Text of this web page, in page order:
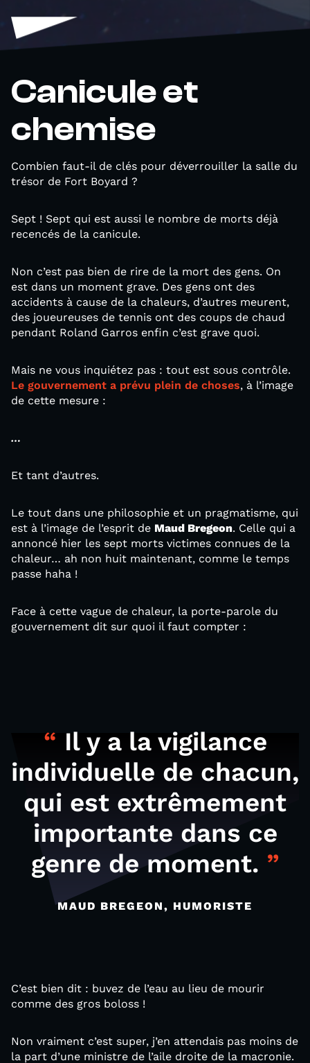
Canicule et
chemise
Combien faut-il de clés pour déverrouiller la salle du
trésor de Fort Boyard ?
Sept ! Sept qui est aussi le nombre de morts déjà
recencés de la canicule.
Non c’est pas bien de rire de la mort des gens. On
est dans un moment grave. Des gens ont des
accidents à cause de la chaleurs, d’autres meurent,
des joueureuses de tennis ont des coups de chaud
pendant Roland Garros enfin c’est grave quoi.
Mais ne vous inquiétez pas : tout est sous contrôle.
Le gouvernement a prévu plein de choses, à l’image
de cette mesure :
…
Et tant d’autres.
Le tout dans une philosophie et un pragmatisme, qui
est à l’image de l’esprit de Maud Bregeon. Celle qui a
annoncé hier les sept morts victimes connues de la
chaleur… ah non huit maintenant, comme le temps
passe haha !
Face à cette vague de chaleur, la porte-parole du
gouvernement dit sur quoi il faut compter :
Il y a la vigilance
individuelle de chacun,
qui est extrêmement
importante dans ce
genre de moment.
MAUD BREGEON, HUMORISTE
C’est bien dit : buvez de l’eau au lieu de mourir
comme des gros boloss !
Non vraiment c’est super, j’en attendais pas moins de
la part d’une ministre de l’aile droite de la macronie.